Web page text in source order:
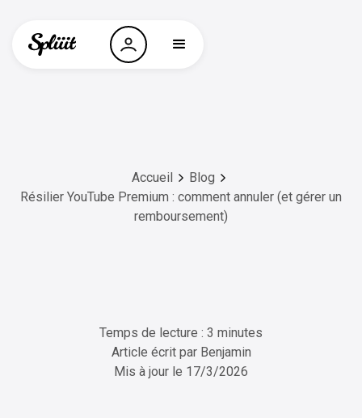
Accueil
Blog
Résilier YouTube Premium : comment annuler (et gérer un
remboursement)
Temps de lecture : 3 minutes
Article écrit par Benjamin
Mis à jour le 17/3/2026